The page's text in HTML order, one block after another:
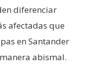
diferenciar
afectadas que
en Santander
abismal.